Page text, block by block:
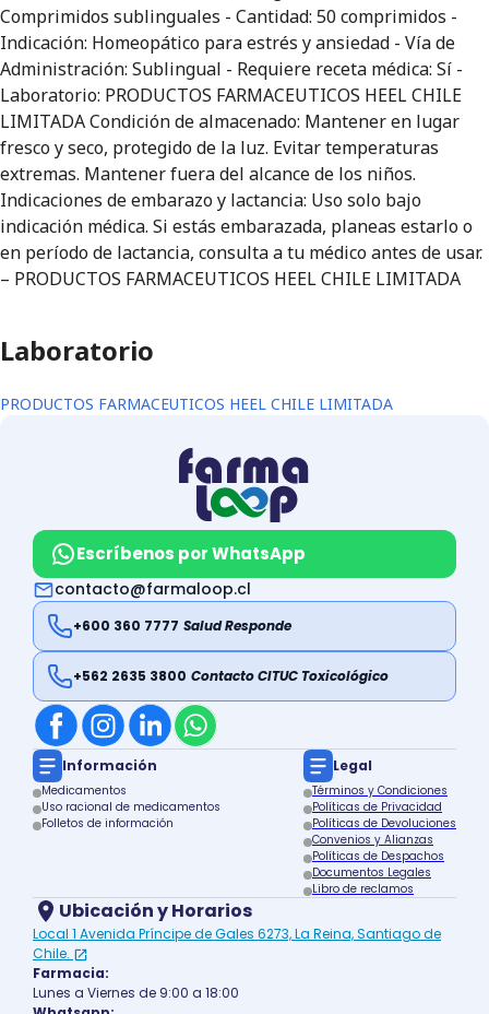
Comprimidos sublinguales - Cantidad: 50 comprimidos -
Indicación: Homeopático para estrés y ansiedad - Vía de
Administración: Sublingual - Requiere receta médica: Sí -
Laboratorio: PRODUCTOS FARMACEUTICOS HEEL CHILE
LIMITADA Condición de almacenado: Mantener en lugar
fresco y seco, protegido de la luz. Evitar temperaturas
extremas. Mantener fuera del alcance de los niños.
Indicaciones de embarazo y lactancia: Uso solo bajo
indicación médica. Si estás embarazada, planeas estarlo o
en período de lactancia, consulta a tu médico antes de usar.
– PRODUCTOS FARMACEUTICOS HEEL CHILE LIMITADA
Laboratorio
PRODUCTOS FARMACEUTICOS HEEL CHILE LIMITADA
Escríbenos por WhatsApp
contacto@farmaloop.cl
+600 360 7777 Salud Responde
+562 2635 3800 Contacto CITUC Toxicológico
Información
Medicamentos
Uso racional de medicamentos
Folletos de información
Legal
Términos y Condiciones
Políticas de Privacidad
Políticas de Devoluciones
Convenios y Alianzas
Políticas de Despachos
Documentos Legales
Libro de reclamos
Ubicación y Horarios
Local 1 Avenida Príncipe de Gales 6273, La Reina, Santiago de
Chile.
Farmacia:
Lunes a Viernes de 9:00 a 18:00